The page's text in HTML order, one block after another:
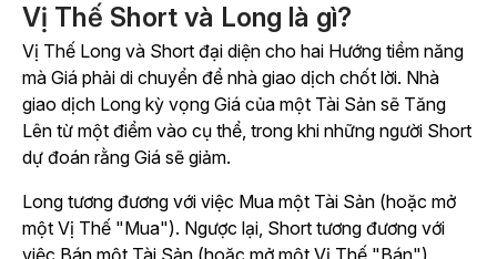
Vị Thế Short và Long là gì?
Vị Thế Long và Short đại diện cho hai Hướng tiềm năng
mà Giá phải di chuyển để nhà giao dịch chốt lời. Nhà
giao dịch Long kỳ vọng Giá của một Tài Sản sẽ Tăng
Lên từ một điểm vào cụ thể, trong khi những người Short
dự đoán rằng Giá sẽ giảm.
Long tương đương với việc Mua một Tài Sản (hoặc mở
một Vị Thế "Mua"). Ngược lại, Short tương đương với
việc Bán một Tài Sản (hoặc mở một Vị Thế "Bán").